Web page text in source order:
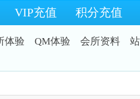
VIP充值 积分充值
体验 QM体验 会所资料